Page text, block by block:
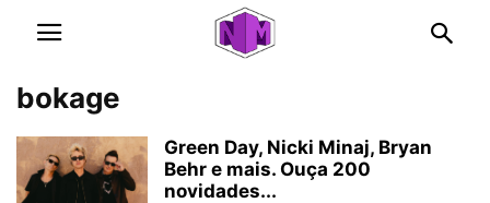
bokage
Green Day, Nicki Minaj, Bryan
Behr e mais. Ouça 200
novidades...